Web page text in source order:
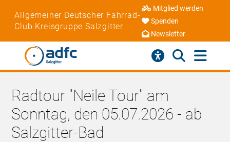
Allgemeiner Deutscher Fahrrad-
Club Kreisgruppe Salzgitter
Mitglied werden
Spenden
Newsletter
Radtour "Neile Tour" am
Sonntag, den 05.07.2026 - ab
Salzgitter-Bad